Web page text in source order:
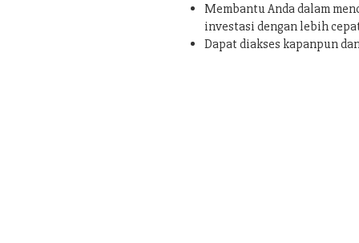
Membantu Anda dalam
investasi dengan lebih
Dapat diakses kapanpun